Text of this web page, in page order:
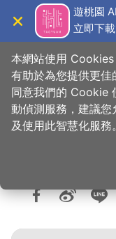
主
遊桃園
立即下載
首頁 > 想去的地方 > 住宿
沃客商
本網站使用
有助於為您提供更
同意我們的 Cookie
動偵測服務，建議
及使用此智慧化服務。